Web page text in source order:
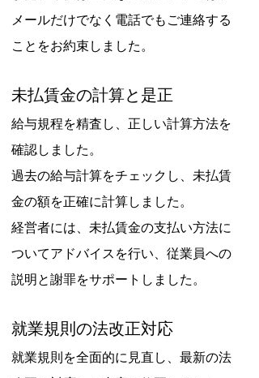
メールだけでなく電話でもご連絡する
ことをお約束しました。
未払賃金の計算と是正
給与規程を精査し、正しい計算方法を
確認しました。
過去の給与計算をチェックし、未払賃
金の額を正確に計算しました。
経営者には、未払賃金の支払い方法に
ついてアドバイスを行い、従業員への
説明と謝罪をサポートしました。
就業規則の法改正対応
就業規則を全面的に見直し、最新の法